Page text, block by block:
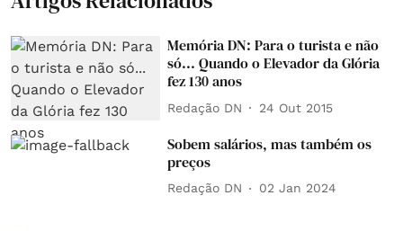
Memória DN: Para o turista e não
só... Quando o Elevador da Glória
fez 130 anos
Redação DN 24 Out 2015
Sobem salários, mas também os
preços
Redação DN 02 Jan 2024